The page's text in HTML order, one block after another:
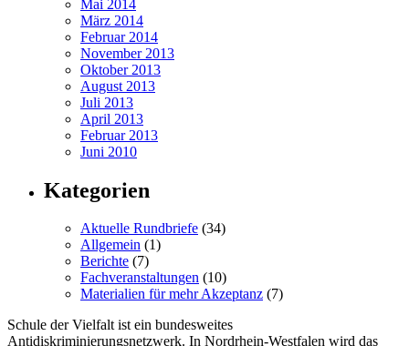
Mai 2014
März 2014
Februar 2014
November 2013
Oktober 2013
August 2013
Juli 2013
April 2013
Februar 2013
Juni 2010
Kategorien
Aktuelle Rundbriefe (34)
Allgemein (1)
Berichte (7)
Fachveranstaltungen (10)
Materialien für mehr Akzeptanz (7)
Schule der Vielfalt ist ein bundesweites
Antidiskriminierungsnetzwerk. In Nordrhein-Westfalen wird das